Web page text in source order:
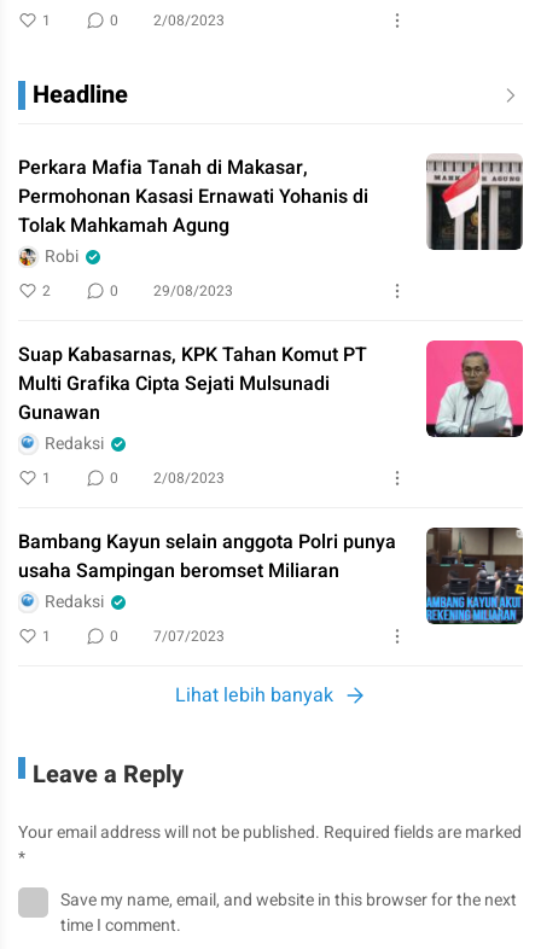
1 0 2/08/2023
Headline
Perkara Mafia Tanah di Makasar,
Permohonan Kasasi Ernawati Yohanis di
Tolak Mahkamah Agung
Robi
2 0 29/08/2023
Suap Kabasarnas, KPK Tahan Komut PT
Multi Grafika Cipta Sejati Mulsunadi
Gunawan
Redaksi
1 0 2/08/2023
Bambang Kayun selain anggota Polri punya
usaha Sampingan beromset Miliaran
Redaksi
1 0 7/07/2023
Lihat lebih banyak
Leave a Reply
Your email address will not be published. Required fields are marked
*
Save my name, email, and website in this browser for the next
time I comment.